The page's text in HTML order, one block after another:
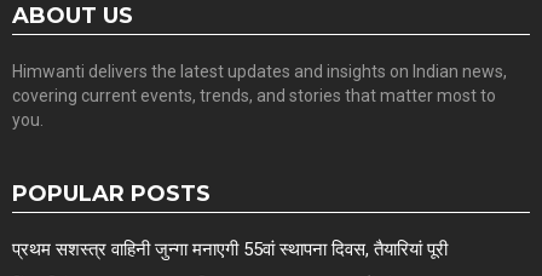
ABOUT US
Himwanti delivers the latest updates and insights on Indian news,
covering current events, trends, and stories that matter most to
you.
POPULAR POSTS
प्रथम सशस्त्र वाहिनी जुन्गा मनाएगी 55वां स्थापना दिवस, तैयारियां पूरी